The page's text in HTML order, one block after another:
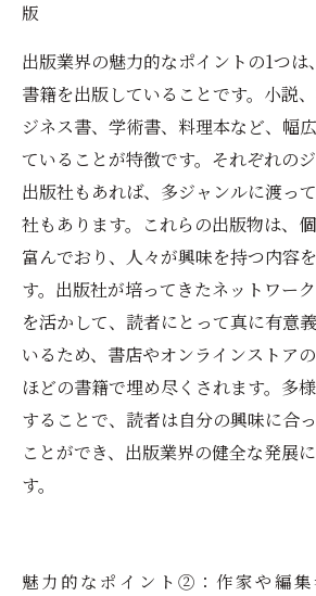
版
出版業界の魅力的なポイントの1つ
書籍を出版していることです。小説
ジネス書、学術書、料理本など、幅
ていることが特徴です。それぞれの
出版社もあれば、多ジャンルに渡っ
社もあります。これらの出版物は、
富んでおり、人々が興味を持つ内容
す。出版社が培ってきたネットワー
を活かして、読者にとって真に有意
いるため、書店やオンラインストア
ほどの書籍で埋め尽くされます。多
することで、読者は自分の興味に合
ことができ、出版業界の健全な発展
す。
魅力的なポイント②：作家や編集